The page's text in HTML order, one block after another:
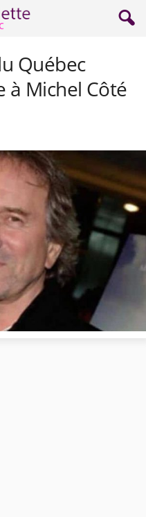
Québec
à Michel Côté